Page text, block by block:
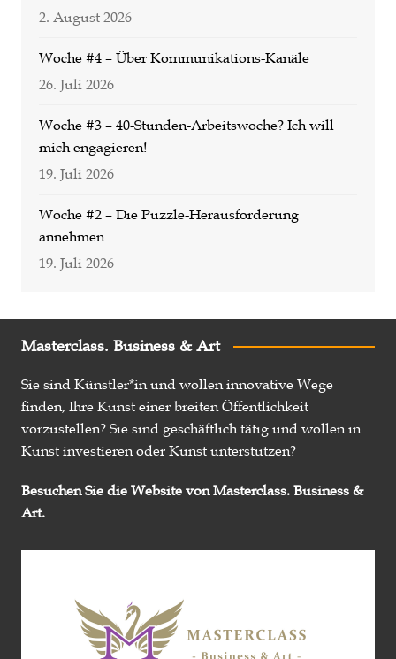
2. August 2026
Woche #4 – Über Kommunikations-Kanäle
26. Juli 2026
Woche #3 – 40-Stunden-Arbeitswoche? Ich will
mich engagieren!
19. Juli 2026
Woche #2 – Die Puzzle-Herausforderung
annehmen
19. Juli 2026
Masterclass. Business & Art
Sie sind Künstler*in und wollen innovative Wege
finden, Ihre Kunst einer breiten Öffentlichkeit
vorzustellen? Sie sind geschäftlich tätig und wollen in
Kunst investieren oder Kunst unterstützen?
Besuchen Sie die Website von Masterclass. Business &
Art.